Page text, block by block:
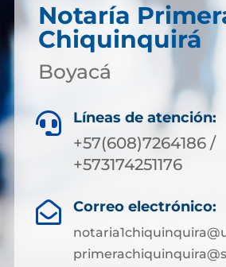
Notaría
Chiquinquirá
Boyacá
 Líneas de atención:
+57(608)7264186 /
+573174251176
 Correo electrónico: